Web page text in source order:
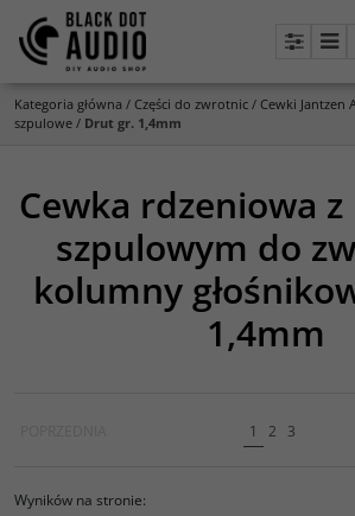
Panel
Kategoria główna / Części do zwrotnic / Cewki Jantzen
szpulowe / Drut gr. 1,4mm
Cewka rdzeniowa
szpulowym do
kolumny
1,4mm
1 2 3
Wyników na stronie: